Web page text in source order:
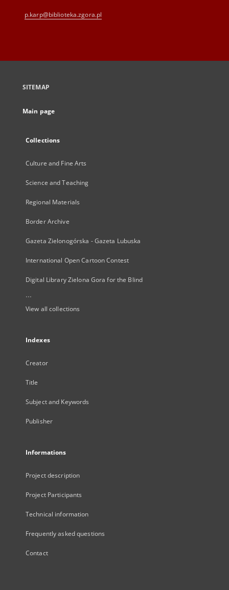
p.karp@biblioteka.zgora.pl
SITEMAP
Main page
Collections
Culture and Fine Arts
Science and Teaching
Regional Materials
Border Archive
Gazeta Zielonogórska - Gazeta Lubuska
International Open Cartoon Contest
Digital Library Zielona Gora for the Blind
...
View all collections
Indexes
Creator
Title
Subject and Keywords
Publisher
Informations
Project description
Project Participants
Technical information
Frequently asked questions
Contact